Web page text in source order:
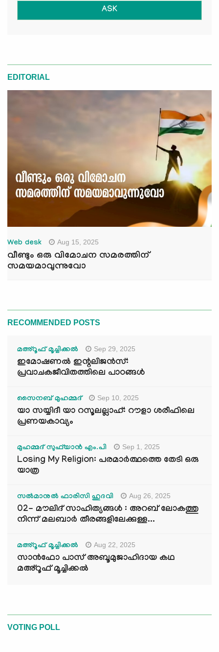
ASK
EDITORIAL
Web desk Aug 15, 2025
വീണ്ടും ഒരു വിമോചന സമരത്തിന്
സമയമാവുന്നുവോ
RECOMMENDED POSTS
മഅ്റൂഫ് മൂച്ചിക്കല്‍ Sep 29, 2025
ഇമോഷണൽ ഇന്റലിജൻസ്:
പ്രവാചകജീവിതത്തിലെ പാഠങ്ങൾ
സൈനബ് മുഹമ്മദ് Sep 10, 2025
യാ സയ്യിദീ യാ റസൂലല്ലാഹ്: റൗളാ ശരീഫിലെ
പ്രണയകാവ്യം
മുഹമ്മദ് സുഫ്‌യാൻ എം.പി Sep 1, 2025
Losing My Religion: പരമാർത്ഥത്തെ തേടി ഒരു
യാത്ര
സൽമാനുൽ ഫാരിസി ഹുദവി Aug 26, 2025
02- മൗലിദ് സാഹിത്യങ്ങൾ : അറബ് ലോകത്തു
നിന്ന് മലബാർ തീരങ്ങളിലേക്കുള്ള...
മഅ്റൂഫ് മൂച്ചിക്കല്‍ Aug 22, 2025
സാൻഫോ പാസ് അബൂമുജാഹിദായ കഥ
മഅ്റൂഫ് മൂച്ചിക്കല്‍
VOTING POLL